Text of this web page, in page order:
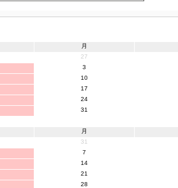
月
27
3
10
17
24
31
月
31
7
14
21
28